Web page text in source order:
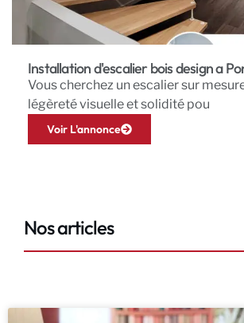
Installation d'escalier bois design a
Vous cherchez un escalier sur
légèreté visuelle et solidité pou
Voir L'annonce
Nos articles